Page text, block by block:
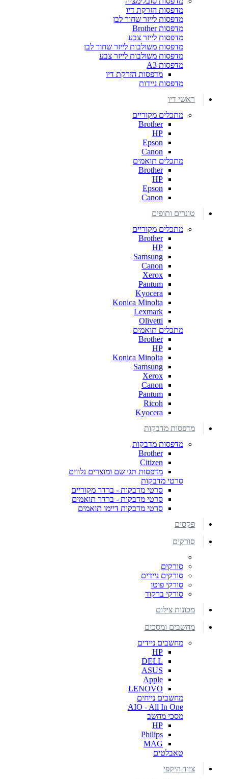
מדפסות הזרקת דיו
מדפסות לייזר שחור לבן
מדפסות Brother
מדפסות לייזר צבע
מדפסות משולבות לייזר שחור לבן
מדפסות משולבות לייזר צבע
מדפסות A3
מדפסות הזרקת דיו
מדפסות ניידות
ראשי דיו
מתכלים מקוריים
Brother
HP
Epson
Canon
מתכלים תואמים
Brother
HP
Epson
Canon
טונרים ותופים
מתכלים מקוריים
Brother
HP
Samsung
Canon
Xerox
Pantum
Kyocera
Konica Minolta
Lexmark
Olivetti
מתכלים תואמים
Brother
HP
Konica Minolta
Samsung
Xerox
Canon
Pantum
Ricoh
Kyocera
מדפסות מדבקות
מדפסות מדבקות
Brother
Citizen
מדפסות תגי שם ומוצרים נלווים
סרטי מדבקות
סרטי מדבקות - ברדר מקוריים
סרטי מדבקות - ברדר תואמים
סרטי מדבקות דיימו תואמים
פקסים
סורקים
סורקים
סורקים ניידים
סורקי פוטו
סורקי ברקוד
מכונות צילום
מחשבים ומסכים
מחשבים ניידים
HP
DELL
ASUS
Apple
LENOVO
מחשבים נייחים
AIO - All In One
מסכי מחשב
HP
Philips
MAG
טאבלטים
ציוד היקפי